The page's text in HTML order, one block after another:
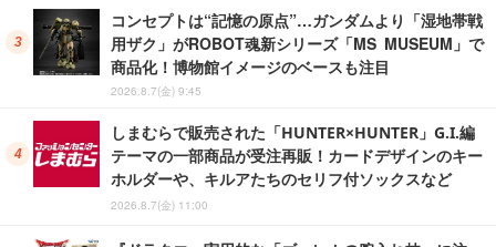
コンセプトは“記憶の原点”…ガンダムより「湿地帯戦
用ザク」がROBOT魂新シリーズ「MS MUSEUM」で
商品化！博物館イメージのベースも注目
2026.8.7(金) 9:45
しまむらで販売された「HUNTER×HUNTER」G.I.編
テーマの一部商品が受注再販！カードデザインのキー
ホルダーや、キルアたちのセリフ付ソックスなど
2026.8.7(金) 11:00